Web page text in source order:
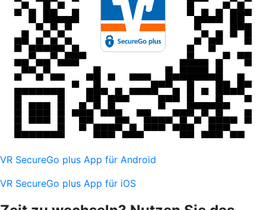
VR SecureGo plus App für Android
VR SecureGo plus App für iOS